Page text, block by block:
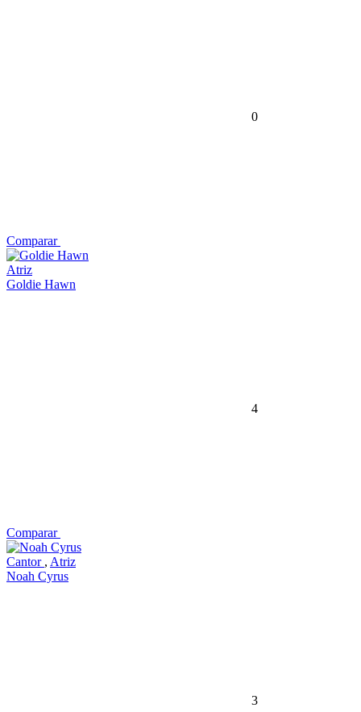
0
Comparar
Atriz
Goldie Hawn
4
Comparar
Cantor , Atriz
Noah Cyrus
3